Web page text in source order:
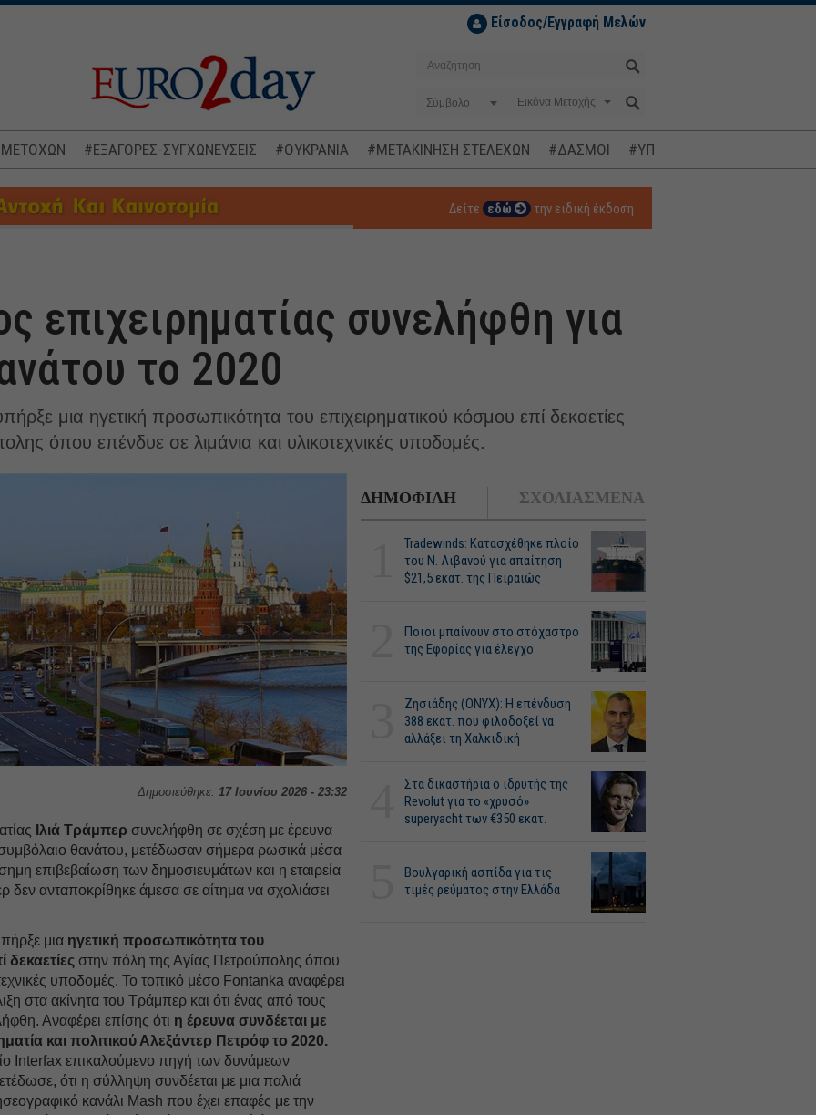
Είσοδος/Εγγραφή Μελών
Σύμβολο
ΜΕΤΟΧΩΝ #ΕΞΑΓΟΡΕΣ-ΣΥΓΧΩΝΕΥΣΕΙΣ #ΟΥΚΡΑΝΙΑ #ΜΕΤΑΚΙΝΗΣΗ ΣΤΕΛΕΧΩΝ #ΔΑΣΜΟΙ #ΥΠΟΚΛΟΠΕΣ
Δείτε εδώ την ειδική έκδοση
επιχειρηματίας συνελήφθη για
το 2020
μια ηγετική προσωπικότητα του επιχειρηματικού κόσμου επί δεκαετίες
όπου επένδυε σε λιμάνια και υλικοτεχνικές υποδομές.
Δημοσιεύθηκε: 17 Ιουνίου 2026 - 23:32
Ιλιά Τράμπερ συνελήφθη σε σχέση με έρευνα
θανάτου, μετέδωσαν σήμερα ρωσικά μέσα
επιβεβαίωση των δημοσιευμάτων και η εταιρεία
δεν ανταποκρίθηκε άμεσα σε αίτημα να σχολιάσει
μια ηγετική προσωπικότητα του
δεκαετίες στην πόλη της Αγίας Πετρούπολης όπου
υποδομές. Το τοπικό μέσο Fontanka αναφέρει
στα ακίνητα του Τράμπερ και ότι ένας από τους
Αναφέρει επίσης ότι η έρευνα συνδέεται με
και πολιτικού Αλεξάντερ Πετρόφ το 2020.
Interfax επικαλούμενο πηγή των δυνάμεων
ότι η σύλληψη συνδέεται με μια παλιά
κανάλι Mash που έχει επαφές με την
ΔΗΜΟΦΙΛΗ ΣΧΟΛΙΑΣΜΕΝΑ
Tradewinds: Κατασχέθηκε πλοίο
του Ν. Λιβανού για απαίτηση
$21,5 εκατ. της Πειραιώς
Ποιοι μπαίνουν στο στόχαστρο
της Εφορίας για έλεγχο
Ζησιάδης (ONYX): Η επένδυση
388 εκατ. που φιλοδοξεί να
αλλάξει τη Χαλκιδική
Στα δικαστήρια ο ιδρυτής της
Revolut για το «χρυσό»
superyacht των €350 εκατ.
Βουλγαρική ασπίδα για τις
τιμές ρεύματος στην Ελλάδα